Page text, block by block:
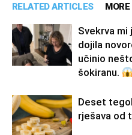
RELATED ARTICLES
Svekrva mi
dojila
učinio
šokiranu.
Deset
rješava od